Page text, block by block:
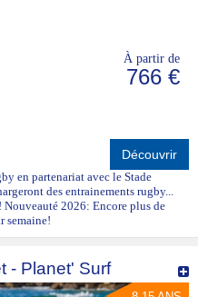
À partir de
766 €
Découvrir
en partenariat avec le Stade
des entrainements rugby...
2026: Encore plus de
semaine!
- Planet' Surf